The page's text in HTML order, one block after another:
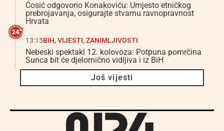
Ćosić odgovorio Konakoviću: Umjesto etničkog
prebrojavanja, osigurajte stvarnu ravnopravnost
Hrvata
13:15BIH,VIJESTI,ZANIMLJIVOSTI
Nebeski spektakl 12. kolovoza: Potpuna pomrčina
Sunca bit će djelomično vidljiva i iz BiH
Još vijesti